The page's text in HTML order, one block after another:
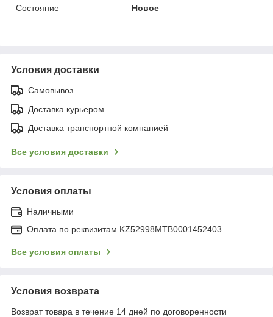
Состояние
Новое
Условия доставки
Самовывоз
Доставка курьером
Доставка транспортной компанией
Все условия доставки
Условия оплаты
Наличными
Оплата по реквизитам KZ52998MTB0001452403
Все условия оплаты
Условия возврата
Возврат товара в течение 14 дней по договоренности